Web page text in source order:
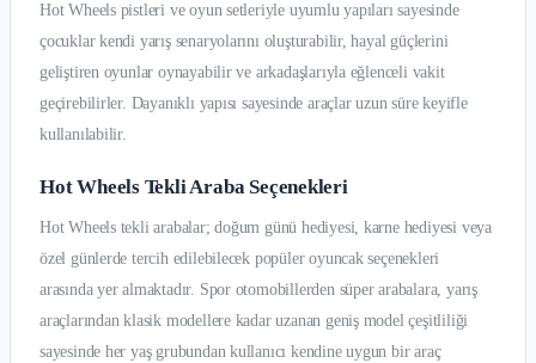
Hot Wheels pistleri ve oyun setleriyle uyumlu yapıları sayesinde
çocuklar kendi yarış senaryolarını oluşturabilir, hayal güçlerini
geliştiren oyunlar oynayabilir ve arkadaşlarıyla eğlenceli vakit
geçirebilirler. Dayanıklı yapısı sayesinde araçlar uzun süre keyifle
kullanılabilir.
Hot Wheels Tekli Araba Seçenekleri
Hot Wheels tekli arabalar; doğum günü hediyesi, karne hediyesi veya
özel günlerde tercih edilebilecek popüler oyuncak seçenekleri
arasında yer almaktadır. Spor otomobillerden süper arabalara, yarış
araçlarından klasik modellere kadar uzanan geniş model çeşitliliği
sayesinde her yaş grubundan kullanıcı kendine uygun bir araç